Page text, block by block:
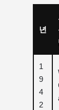
년
1
9
4
2